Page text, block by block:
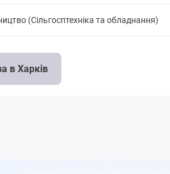
(Сільгосптехніка та обладнання)
в Харків